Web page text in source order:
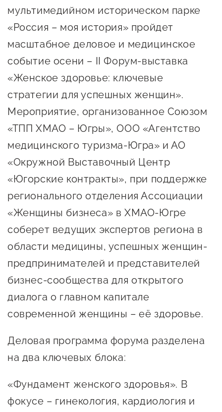
Центры поддержки
Центр информационно-
консультационного
О центре
Поддержка центра
Онлайн-витрина
Истории успеха
Центр образовательных
программ и молодежного
предпринимательства
Календарь
мероприятий для
предпринимателей
Проекты
Поддержка центра
Истории успеха
Центр инноваций
О центре
Поддержка центра
Календарь
мероприятий для
Истории успеха
Проекты
Оказание услуг в
Центр финансовой
поддержки
Поддержка центра
Истории успеха
Центр инновационно-
технологического и
креативного
предпринимательства
Обучающие
мероприятия
Поддержка центра
Онлайн-витрина
Справочник
предпринимателя
мультимедийном историческом парке
«Россия – моя история» пройдет
масштабное деловое и медицинское
событие осени – II Форум-выставка
«Женское здоровье: ключевые
стратегии для успешных женщин».
Мероприятие, организованное Союзом
«ТПП ХМАО – Югры», ООО «Агентство
медицинского туризма-Югра» и АО
«Окружной Выставочный Центр
«Югорские контракты», при поддержке
регионального отделения Ассоциации
«Женщины бизнеса» в ХМАО-Югре
соберет ведущих экспертов региона в
области медицины, успешных женщин-
предпринимателей и представителей
бизнес-сообщества для открытого
диалога о главном капитале
современной женщины – её здоровье.
Деловая программа форума разделена
на два ключевых блока:
«Фундамент женского здоровья». В
фокусе – гинекология, кардиология и